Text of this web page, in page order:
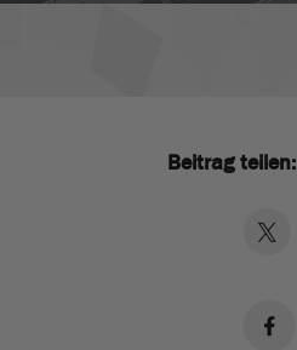
Beitrag teilen: